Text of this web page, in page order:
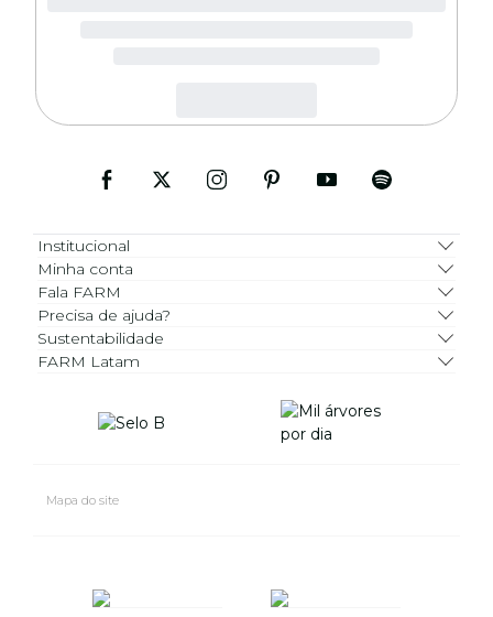
Institucional
Minha conta
Fala FARM
Precisa de ajuda?
Sustentabilidade
FARM Latam
Mapa do site